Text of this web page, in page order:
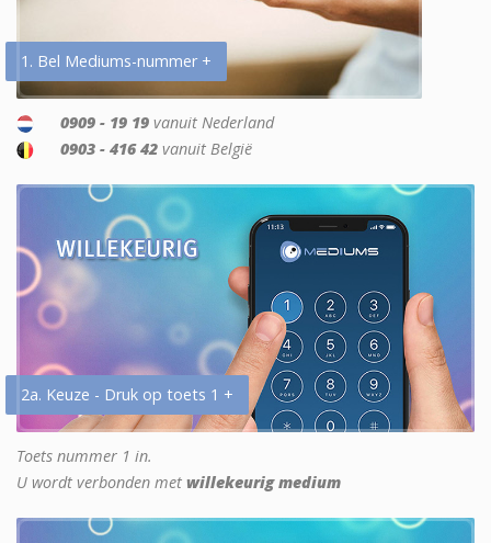
1. Bel Mediums-nummer +
0909 - 19 19 vanuit Nederland
0903 - 416 42 vanuit België
2a. Keuze - Druk op toets 1 +
Toets nummer 1 in.
U wordt verbonden met willekeurig medium